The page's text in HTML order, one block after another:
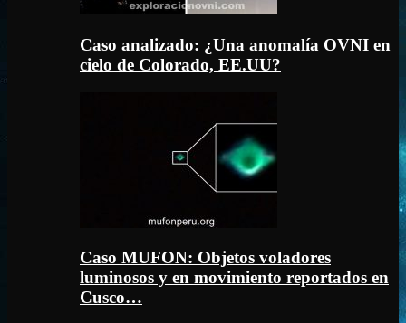
Caso analizado: ¿Una anomalía OVNI en
cielo de Colorado, EE.UU?
Caso MUFON: Objetos voladores
luminosos y en movimiento reportados en
Cusco…